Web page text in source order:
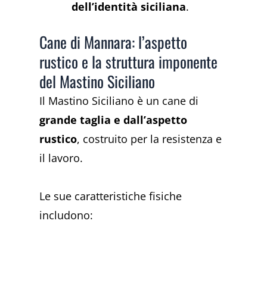
dell’identità siciliana.
Cane di Mannara: l’aspetto
rustico e la struttura imponente
del Mastino Siciliano
Il Mastino Siciliano è un cane di
grande taglia e dall’aspetto
rustico, costruito per la resistenza e
il lavoro.
Le sue caratteristiche fisiche
includono: